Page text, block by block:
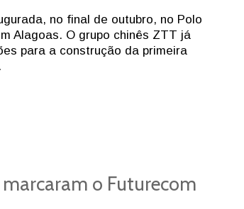
no final de outubro, no Polo
Alagoas. O grupo chinês ZTT já
para a construção da primeira
o Futurecom